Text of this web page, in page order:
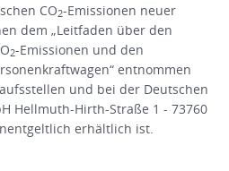
CO2-Emissionen neuer
dem „Leitfaden über den
2-Emissionen und den
entnommen
und bei der Deutschen
Hellmuth-Hirth-Straße 1 - 73760
erhältlich ist.